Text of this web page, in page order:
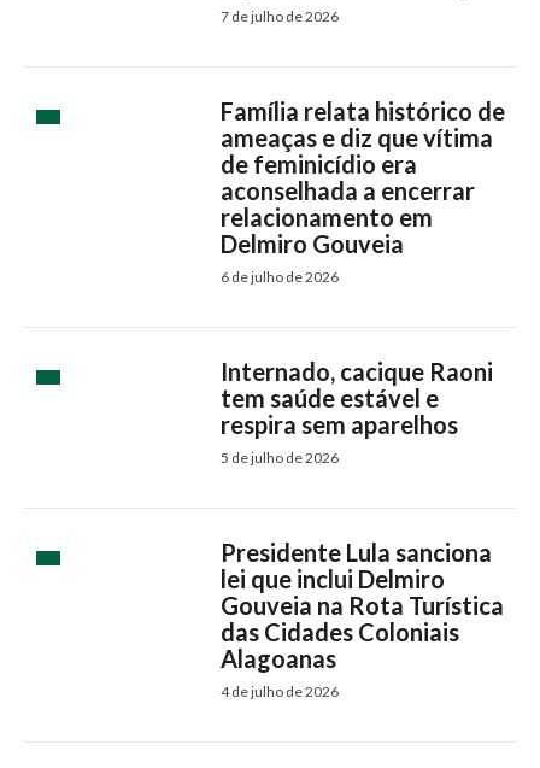
7 de julho de 2026
Família relata histórico de
ameaças e diz que vítima
de feminicídio era
aconselhada a encerrar
relacionamento em
Delmiro Gouveia
6 de julho de 2026
Internado, cacique Raoni
tem saúde estável e
respira sem aparelhos
5 de julho de 2026
Presidente Lula sanciona
lei que inclui Delmiro
Gouveia na Rota Turística
das Cidades Coloniais
Alagoanas
4 de julho de 2026